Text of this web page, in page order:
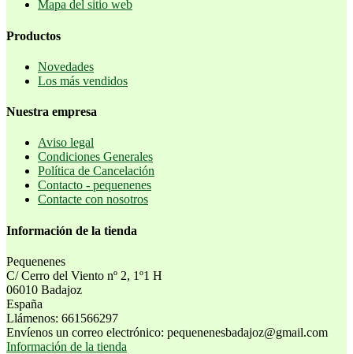
Mapa del sitio web
Productos
Novedades
Los más vendidos
Nuestra empresa
Aviso legal
Condiciones Generales
Política de Cancelación
Contacto - pequenenes
Contacte con nosotros
Información de la tienda
Pequenenes
C/ Cerro del Viento nº 2, 1º1 H
06010 Badajoz
España
Llámenos: 661566297
Envíenos un correo electrónico: pequenenesbadajoz@gmail.com
Información de la tienda